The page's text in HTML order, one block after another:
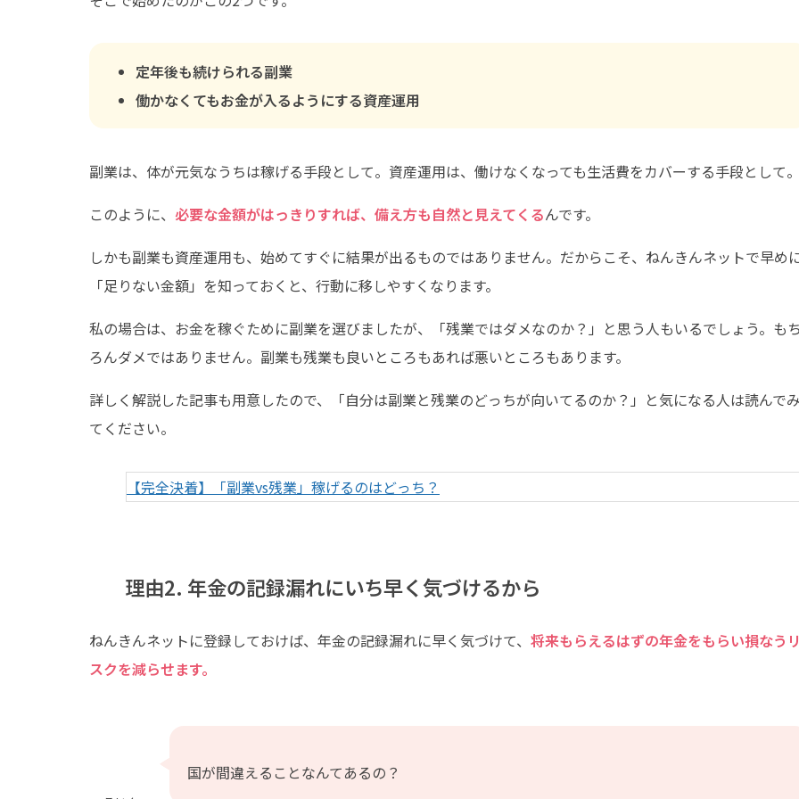
定年後も続けられる副業
働かなくてもお金が入るようにする資産運用
副業は、体が元気なうちは稼げる手段として。資産運用は、働けなくなっても生活費をカバーする手段として
このように、 必要な金額がはっきりすれば、備え方も自然と見えてくるんです。
しかも副業も資産運用も、始めてすぐに結果が出るものではありません。だからこそ、ねんきんネットで早め
「足りない金額」を知っておくと、行動に移しやすくなります。
私の場合は、お金を稼ぐために副業を選びましたが、「残業ではダメなのか？」と思う人もいるでしょう。も
ろんダメではありません。副業も残業も良いところもあれば悪いところもあります。
詳しく解説した記事も用意したので、「自分は副業と残業のどっちが向いてるのか？」と気になる人は読んで
てください。
【完全決着】「副業vs残業」稼げるのはどっち？
理由2. 年金の記録漏れにいち早く気づけるから
ねんきんネットに登録しておけば、年金の記録漏れに早く気づけて、 将来もらえるはずの年金をもらい損なう
スクを減らせます。
国が間違えることなんてあるの？